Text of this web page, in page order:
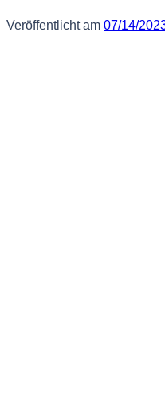
Veröffentlicht am 07/14/